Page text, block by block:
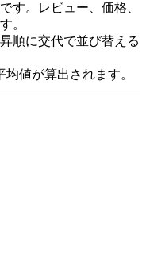
す。レビュー、価格、
。
順に交代で並び替える
値が算出されます。